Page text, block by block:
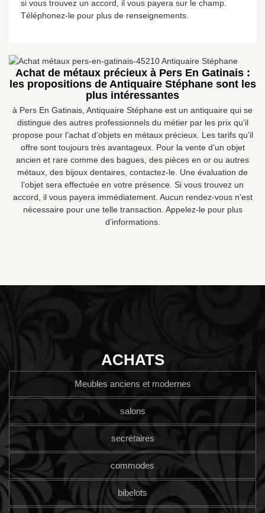
si vous trouvez un accord, il vous payera sur le champ.
Téléphonez-le pour plus de renseignements.
Achat de métaux précieux à Pers En Gatinais :
les propositions de Antiquaire Stéphane sont les
plus intéressantes
à Pers En Gatinais, Antiquaire Stéphane est un antiquaire qui se
distingue des autres professionnels du métier par les prix qu’il
propose pour l’achat d’objets en métaux précieux. Les tarifs qu’il
offre sont toujours très avantageux. Pour la vente d’un objet
ancien et rare comme des bagues, des pièces en or ou autres
métaux, des bijoux dentaires, contactez-le. Une évaluation de
l’objet sera effectuée en votre présence. Si vous trouvez un
accord, il vous payera immédiatement. Aucun rendez-vous n’est
nécessaire pour une telle transaction. Appelez-le pour plus
d’informations.
ACHATS
Meubles anciens et modernes
salons
secrétaires
commodes
bibelots